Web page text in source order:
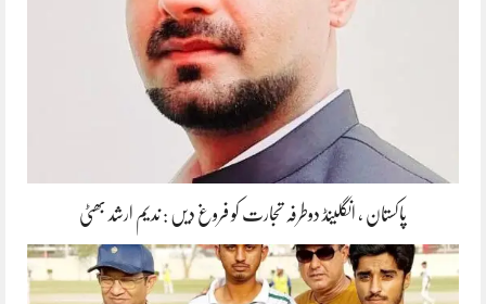
پاکستان ، انگلینڈ دوطرفہ تجارت کو فروغ دیں : ندیم ارشد بھٹی